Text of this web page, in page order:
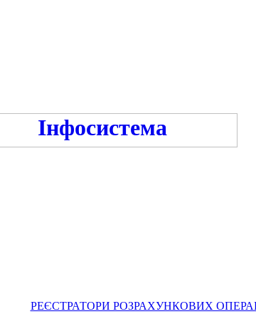
РЕЄСТРАТОРИ РОЗРАХУНКОВИХ ОПЕРАЦІЙ: